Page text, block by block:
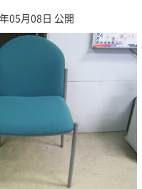
05月08日 公開